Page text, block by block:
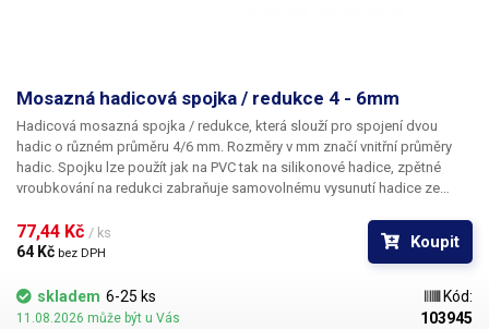
Mosazná hadicová spojka / redukce 4 - 6mm
Hadicová mosazná spojka / redukce, která slouží pro spojení dvou
hadic o různém průměru 4/6 mm. Rozměry v mm značí vnitřní průměry
hadic. Spojku lze použít jak na PVC tak na silikonové hadice, zpětné
vroubkování na redukci zabraňuje samovolnému vysunutí hadice ze
40mm Váha: 4g
77,44 Kč / ks
64 Kč bez DPH
Koupit
skladem 6-25 ks
11.08.2026 může být u Vás
Kód:
103945